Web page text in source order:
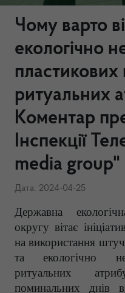
Чому варто
екологічно
пластикових
ритуальних
Коментар
Інспекції
media group"
Дата: 2024-04-25
Державна
округу вітає
на використання
та екологічно
ритуальних
поминальних днів